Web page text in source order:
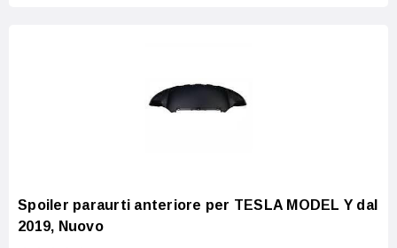
Spoiler paraurti anteriore per TESLA MODEL Y dal
2019, Nuovo